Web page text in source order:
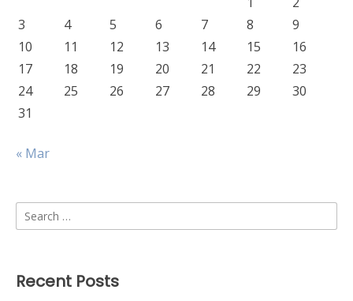
3
4 5 6 7 8
9
10
11 12 13 14 15
16
17
18 19 20 21 22
23
24
25 26 27 28 29
30
31
« Mar
Search
for:
Recent Posts